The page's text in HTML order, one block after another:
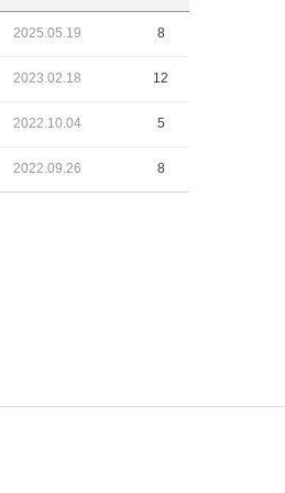
2025.05.19 8
2023.02.18 12
2022.10.04 5
2022.09.26 8